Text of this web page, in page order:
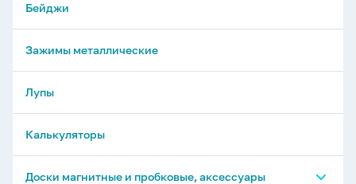
Бейджи
Зажимы металлические
Лупы
Калькуляторы
Доски магнитные и пробковые, аксессуары